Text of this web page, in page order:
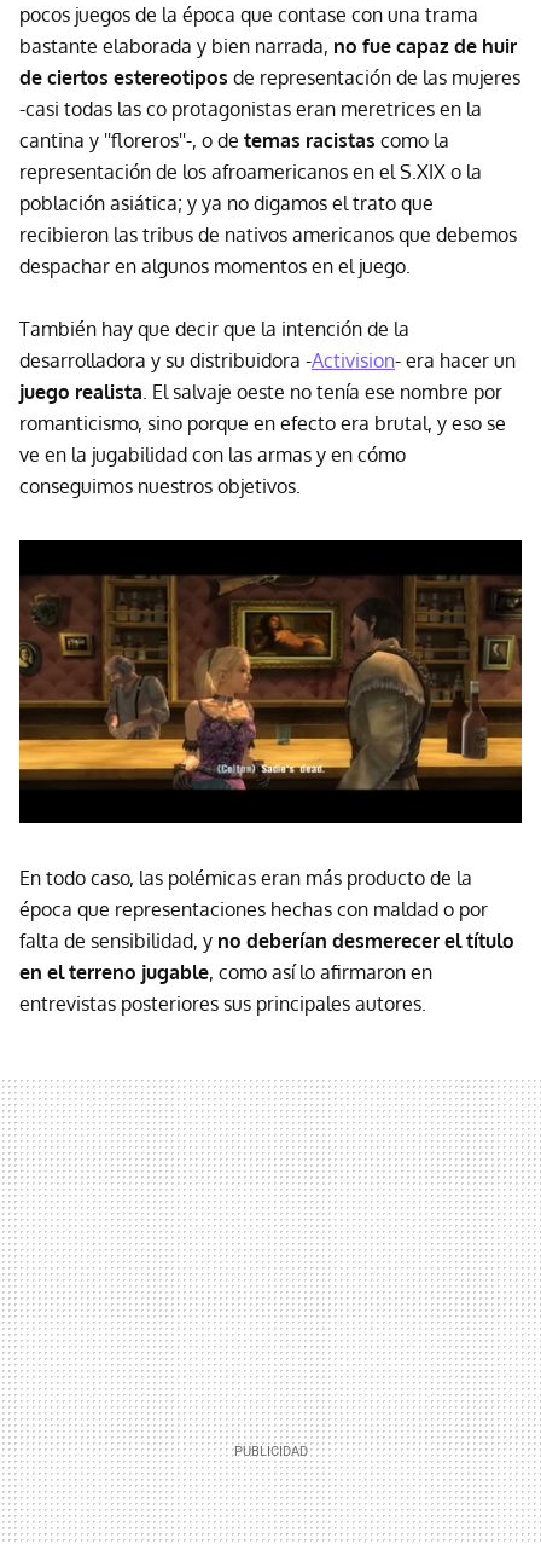
pocos juegos de la época que contase con una trama
bastante elaborada y bien narrada, no fue capaz de huir
de ciertos estereotipos de representación de las mujeres
-casi todas las co protagonistas eran meretrices en la
cantina y ''floreros''-, o de temas racistas como la
representación de los afroamericanos en el S.XIX o la
población asiática; y ya no digamos el trato que
recibieron las tribus de nativos americanos que debemos
despachar en algunos momentos en el juego.
También hay que decir que la intención de la
desarrolladora y su distribuidora -Activision- era hacer un
juego realista . El salvaje oeste no tenía ese nombre por
romanticismo, sino porque en efecto era brutal, y eso se
ve en la jugabilidad con las armas y en cómo
conseguimos nuestros objetivos.
En todo caso, las polémicas eran más producto de la
época que representaciones hechas con maldad o por
falta de sensibilidad, y no deberían desmerecer el título
en el terreno jugable, como así lo afirmaron en
entrevistas posteriores sus principales autores.